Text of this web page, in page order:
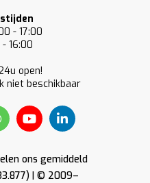
- 17:00
16:00
open!
niet beschikbaar
ons gemiddeld
| © 2009–